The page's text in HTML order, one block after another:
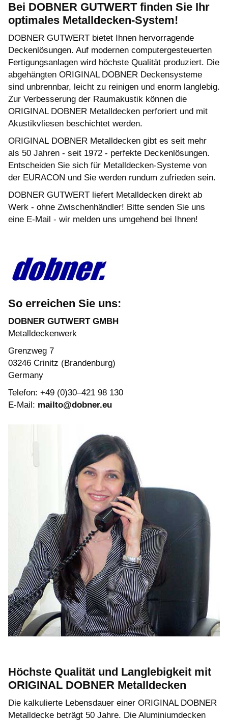
Bei DOBNER GUTWERT finden Sie Ihr
optimales Metalldecken-System!
DOBNER GUTWERT bietet Ihnen hervorragende
Deckenlösungen. Auf modernen computergesteuerten
Fertigungsanlagen wird höchste Qualität produziert. Die
abgehängten ORIGINAL DOBNER Deckensysteme
sind unbrennbar, leicht zu reinigen und enorm langlebig.
Zur Verbesserung der Raumakustik können die
ORIGINAL DOBNER Metalldecken perforiert und mit
Akustikvliesen beschichtet werden.
ORIGINAL DOBNER Metalldecken gibt es seit mehr
als 50 Jahren - seit 1972 - perfekte Deckenlösungen.
Entscheiden Sie sich für Metalldecken-Systeme von
der EURACON und Sie werden rundum zufrieden sein.
DOBNER GUTWERT liefert Metalldecken direkt ab
Werk - ohne Zwischenhändler! Bitte senden Sie uns
eine E-Mail - wir melden uns umgehend bei Ihnen!
So erreichen Sie uns:
DOBNER GUTWERT GMBH
Metalldeckenwerk
Grenzweg 7
03246 Crinitz (Brandenburg)
Germany
Telefon: +49 (0)30–421 98 130
E-Mail: mailto@dobner.eu
Höchste Qualität und Langlebigkeit mit
ORIGINAL DOBNER Metalldecken
Die kalkulierte Lebensdauer einer ORIGINAL DOBNER
Metalldecke beträgt 50 Jahre. Die Aluminiumdecken